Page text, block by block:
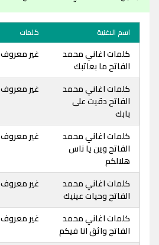
اسم الاغنية كلمات
كلمات اغاني محمد
الفاتح ما بعاتبك
غير معروف
كلمات اغاني محمد
الفاتح دقيت على
بابك
غير معروف
كلمات اغاني محمد
الفاتح وين يا ناس
هلالكم
غير معروف
كلمات اغاني محمد
الفاتح وحيات عينيك
غير معروف
كلمات اغاني محمد
الفاتح واثق انا فيكم
غير معروف